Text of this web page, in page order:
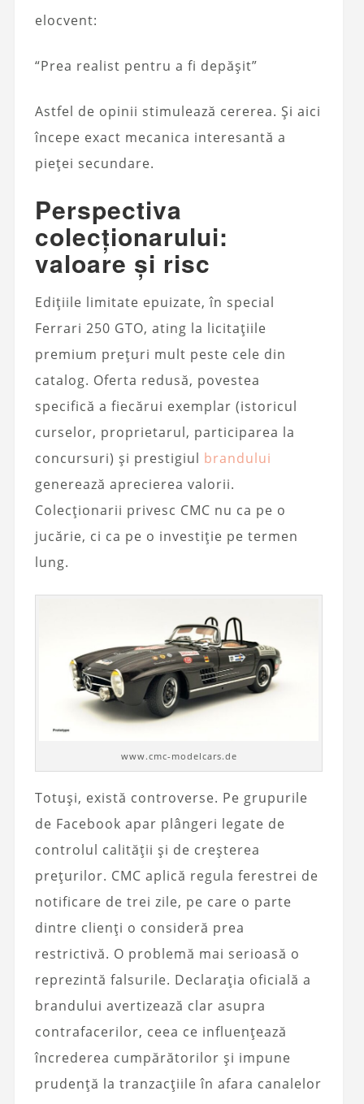
elocvent:
“Prea realist pentru a fi depășit”
Astfel de opinii stimulează cererea. Și aici
începe exact mecanica interesantă a
pieței secundare.
Perspectiva
colecționarului:
valoare și risc
Edițiile limitate epuizate, în special
Ferrari 250 GTO, ating la licitațiile
premium prețuri mult peste cele din
catalog. Oferta redusă, povestea
specifică a fiecărui exemplar (istoricul
curselor, proprietarul, participarea la
concursuri) și prestigiul brandului
generează aprecierea valorii.
Colecționarii privesc CMC nu ca pe o
jucărie, ci ca pe o investiție pe termen
lung.
www.cmc-modelcars.de
Totuși, există controverse. Pe grupurile
de Facebook apar plângeri legate de
controlul calității și de creșterea
prețurilor. CMC aplică regula ferestrei de
notificare de trei zile, pe care o parte
dintre clienți o consideră prea
restrictivă. O problemă mai serioasă o
reprezintă falsurile. Declarația oficială a
brandului avertizează clar asupra
contrafacerilor, ceea ce influențează
încrederea cumpărătorilor și impune
prudență la tranzacțiile în afara canalelor